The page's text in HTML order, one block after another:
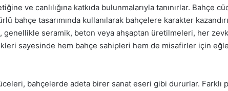
ve canlılığına katkıda bulunmalarıyla tanınırlar. Bahçe
bahçe tasarımında kullanılarak bahçelere karakter
genellikle seramik, beton veya ahşaptan üretilmeleri, her
sayesinde hem bahçe sahipleri hem de misafirler için
bahçelerde adeta birer sanat eseri gibi dururlar. Farklı